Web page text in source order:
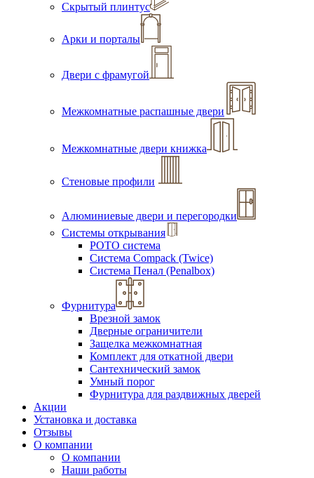
Скрытый плинтус
Арки и порталы
Двери с фрамугой
Межкомнатные распашные двери
Межкомнатные двери книжка
Стеновые профили
Алюминиевые двери и перегородки
Системы открывания
РОТО система
Система Compack (Twice)
Система Пенал (Penalbox)
Фурнитура
Врезной замок
Дверные ограничители
Защелка межкомнатная
Комплект для откатной двери
Сантехнический замок
Умный порог
Фурнитура для раздвижных дверей
Акции
Установка и доставка
Отзывы
О компании
О компании
Наши работы